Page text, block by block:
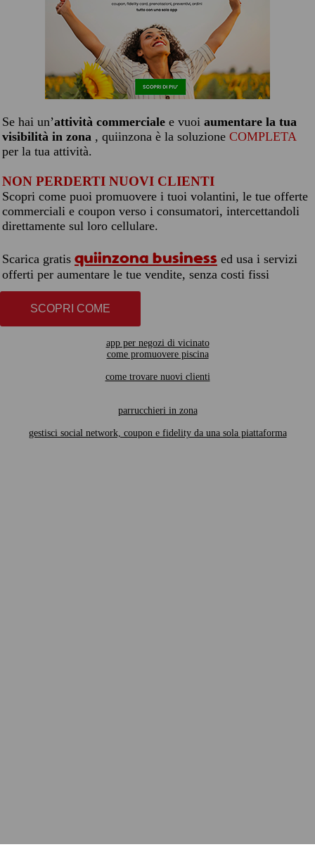
Se hai un’attività commerciale e vuoi aumentare la tua
visibilità in zona , quiinzona è la soluzione COMPLETA
per la tua attività.
NON PERDERTI NUOVI CLIENTI
Scopri come puoi promuovere i tuoi volantini, le tue offerte
commerciali e coupon verso i consumatori, intercettandoli
direttamente sul loro cellulare.
Scarica gratis quiinzona business ed usa i servizi
offerti per aumentare le tue vendite, senza costi fissi
SCOPRI COME
app per negozi di vicinato
come promuovere piscina
come trovare nuovi clienti
parrucchieri in zona
gestisci social network, coupon e fidelity da una sola piattaforma